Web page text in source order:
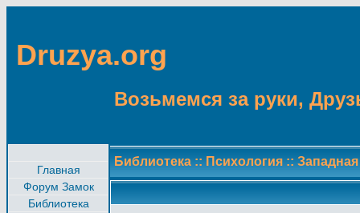
Druzya.org
Возьмемся за руки,
Главная
Форум Замок
Библиотека
Библиотека :: Психология :: Западная